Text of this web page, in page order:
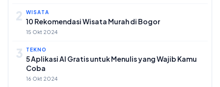
2 WISATA
10 Rekomendasi Wisata Murah di Bogor
15 Okt 2024
3 TEKNO
5 Aplikasi AI Gratis untuk Menulis yang Wajib Kamu
Coba
16 Okt 2024